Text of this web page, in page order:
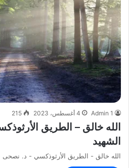
Admin 1 4 أغسطس، 2023 215
الله خالق – الطريق
الشهيد
الله خالق - الطريق الأرثوذكسي - د. نصحى